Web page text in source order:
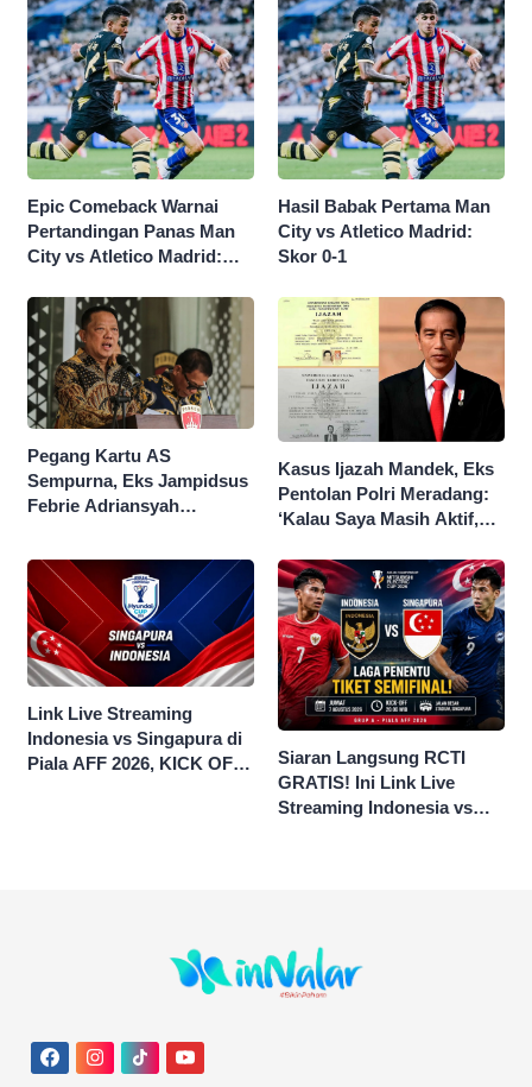
Epic Comeback Warnai
Pertandingan Panas Man
City vs Atletico Madrid:
Hasil Babak Pertama Man
City vs Atletico Madrid:
Skor 0-1
Pegang Kartu AS
Sempurna, Eks Jampidsus
Febrie Adriansyah
Kasus Ijazah Mandek, Eks
Pentolan Polri Meradang:
‘Kalau Saya Masih Aktif,
Link Live Streaming
Indonesia vs Singapura di
Piala AFF 2026, KICK OFF
Siaran Langsung RCTI
GRATIS! Ini Link Live
Streaming Indonesia vs